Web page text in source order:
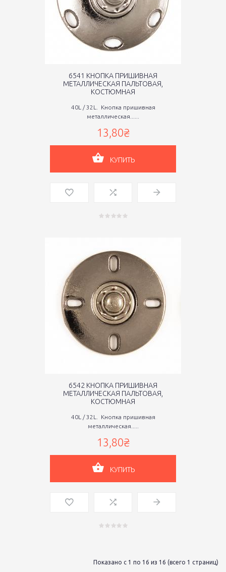
6541 КНОПКА ПРИШИВНАЯ
МЕТАЛЛИЧЕСКАЯ ПАЛЬТОВАЯ,
КОСТЮМНАЯ
40L / 32L. Кнопка пришивная
металлическая......
13,80₴
КУПИТЬ
6542 КНОПКА ПРИШИВНАЯ
МЕТАЛЛИЧЕСКАЯ ПАЛЬТОВАЯ,
КОСТЮМНАЯ
40L / 32L. Кнопка пришивная
металлическая.....
13,80₴
КУПИТЬ
Показано с 1 по 16 из 16 (всего 1 страниц)